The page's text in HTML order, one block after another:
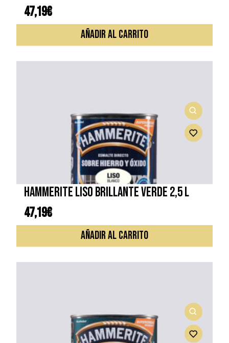
47,19€
AÑADIR AL CARRITO
HAMMERITE LISO BRILLANTE VERDE 2,5 L
47,19€
AÑADIR AL CARRITO